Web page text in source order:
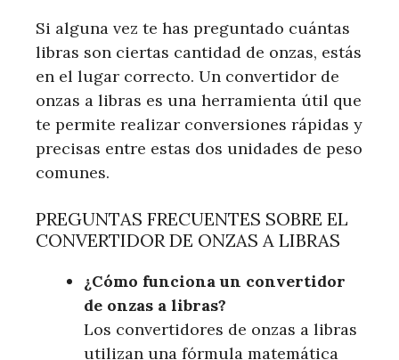
Si alguna vez te has preguntado cuántas
libras son ciertas cantidad de onzas, estás
en el lugar correcto. Un convertidor de
onzas a libras es una herramienta útil que
te permite realizar conversiones rápidas y
precisas entre estas dos unidades de peso
comunes.
PREGUNTAS FRECUENTES SOBRE EL
CONVERTIDOR DE ONZAS A LIBRAS
¿Cómo funciona un convertidor
de onzas a libras?
Los convertidores de onzas a libras
utilizan una fórmula matemática